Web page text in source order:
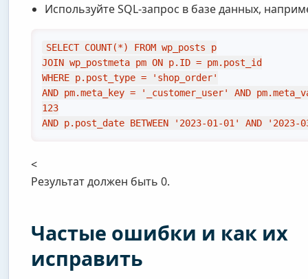
Используйте SQL-запрос в базе данных,
SELECT COUNT(*) FROM wp_posts p
JOIN wp_postmeta pm ON p.ID = pm.post_id
WHERE p.post_type = 'shop_order'
AND pm.meta_key = '_customer_user' AND
123
AND p.post_date BETWEEN '2023-01-01' AND
<
Результат должен быть 0.
Частые ошибки и как их
исправить